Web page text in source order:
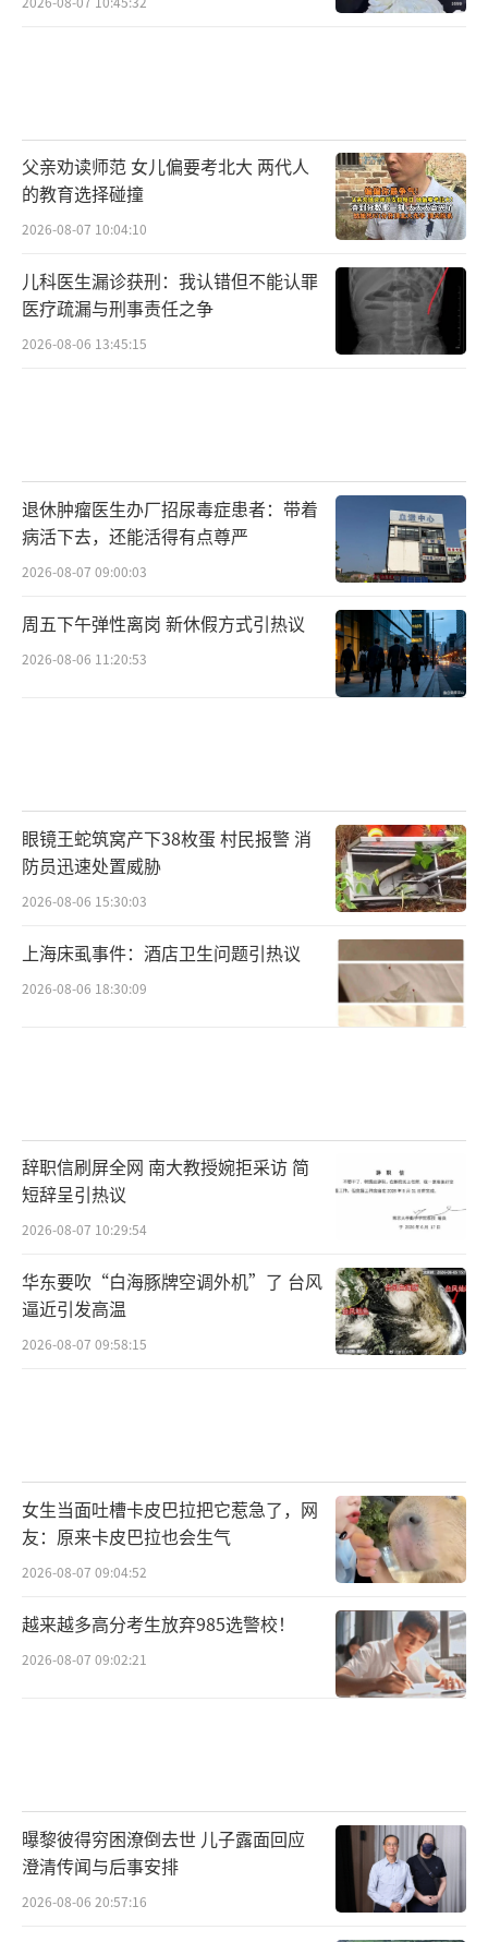
父亲劝读师范 女儿偏要考北大 两代人
的教育选择碰撞
2026-08-07 10:04:10
儿科医生漏诊获刑：我认错但不能认罪
医疗疏漏与刑事责任之争
2026-08-06 13:45:15
退休肿瘤医生办厂招尿毒症患者：带着
病活下去，还能活得有点尊严
2026-08-07 09:00:03
周五下午弹性离岗 新休假方式引热议
2026-08-06 11:20:53
眼镜王蛇筑窝产下38枚蛋 村民报警 消
防员迅速处置威胁
2026-08-06 15:30:03
上海床虱事件：酒店卫生问题引热议
2026-08-06 18:30:09
辞职信刷屏全网 南大教授婉拒采访 简
短辞呈引热议
2026-08-07 10:29:54
华东要吹“白海豚牌空调外机”了 台风
逼近引发高温
2026-08-07 09:58:15
女生当面吐槽卡皮巴拉把它惹急了，网
友：原来卡皮巴拉也会生气
2026-08-07 09:04:52
越来越多高分考生放弃985选警校！
2026-08-07 09:02:21
曝黎彼得穷困潦倒去世 儿子露面回应
澄清传闻与后事安排
2026-08-06 20:57:16